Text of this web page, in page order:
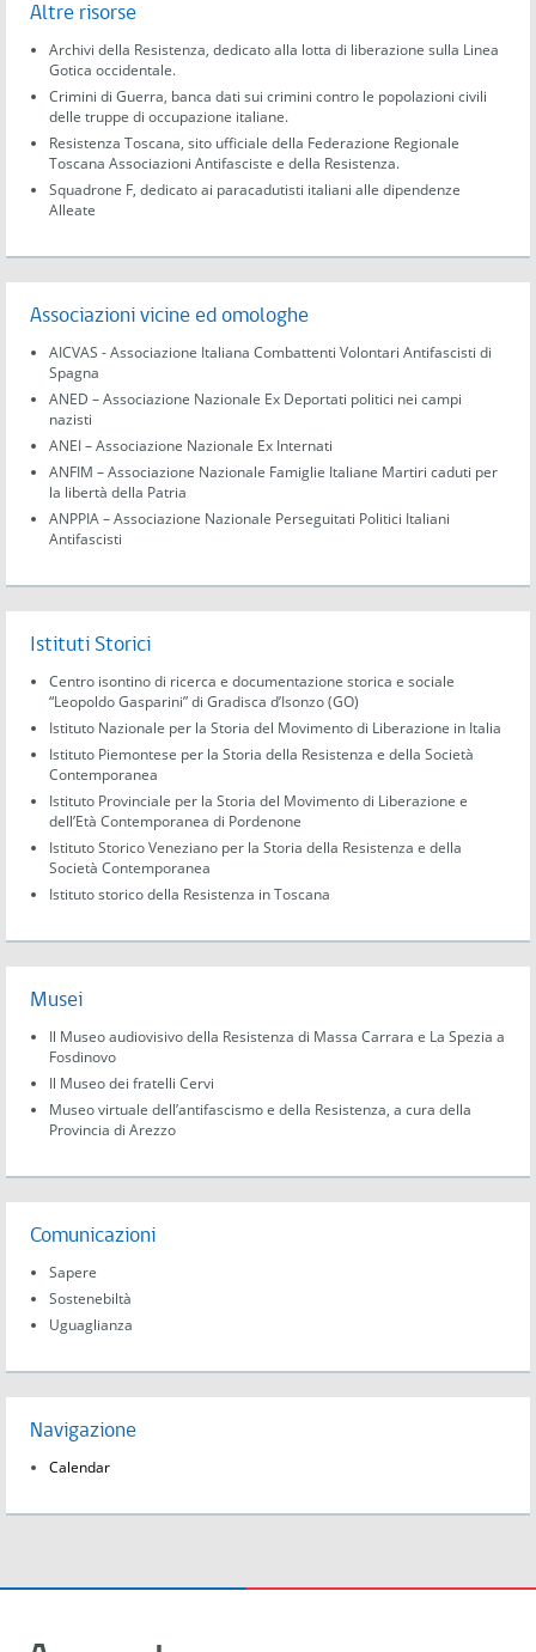
Altre risorse
Archivi della Resistenza, dedicato alla lotta di liberazione sulla Linea
Gotica occidentale.
Crimini di Guerra, banca dati sui crimini contro le popolazioni civili
delle truppe di occupazione italiane.
Resistenza Toscana, sito ufficiale della Federazione Regionale
Toscana Associazioni Antifasciste e della Resistenza.
Squadrone F, dedicato ai paracadutisti italiani alle dipendenze
Alleate
Associazioni vicine ed omologhe
AICVAS - Associazione Italiana Combattenti Volontari Antifascisti di
Spagna
ANED – Associazione Nazionale Ex Deportati politici nei campi
nazisti
ANEI – Associazione Nazionale Ex Internati
ANFIM – Associazione Nazionale Famiglie Italiane Martiri caduti per
la libertà della Patria
ANPPIA – Associazione Nazionale Perseguitati Politici Italiani
Antifascisti
Istituti Storici
Centro isontino di ricerca e documentazione storica e sociale
“Leopoldo Gasparini” di Gradisca d’Isonzo (GO)
Istituto Nazionale per la Storia del Movimento di Liberazione in Italia
Istituto Piemontese per la Storia della Resistenza e della Società
Contemporanea
Istituto Provinciale per la Storia del Movimento di Liberazione e
dell’Età Contemporanea di Pordenone
Istituto Storico Veneziano per la Storia della Resistenza e della
Società Contemporanea
Istituto storico della Resistenza in Toscana
Musei
Il Museo audiovisivo della Resistenza di Massa Carrara e La Spezia a
Fosdinovo
Il Museo dei fratelli Cervi
Museo virtuale dell’antifascismo e della Resistenza, a cura della
Provincia di Arezzo
Comunicazioni
Sapere
Sostenebiltà
Uguaglianza
Navigazione
Calendar